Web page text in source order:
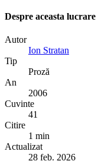
Despre aceasta lucrare
Autor
Ion Stratan
Tip
Proză
An
2006
Cuvinte
41
Citire
1 min
Actualizat
28 feb. 2026